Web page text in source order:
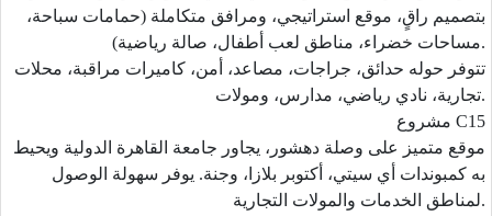
بتصميم راقٍ، موقع استراتيجي، ومرافق متكاملة (حمامات سباحة،
مساحات خضراء، مناطق لعب أطفال، صالة رياضية).
تتوفر حوله حدائق، جراجات، مصاعد، أمن، كاميرات مراقبة، محلات
تجارية، نادي رياضي، مدارس، ومولات.
مشروع C15
به كمبوندات أي سيتي، أكتوبر بلازا، وجنة. يوفر سهولة الوصول
لمناطق الخدمات والمولات التجارية.